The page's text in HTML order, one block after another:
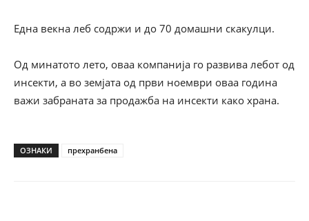
Една векна леб содржи и до 70 домашни скакулци.
Од минатото лето, оваа компанија го развива лебот од
инсекти, а во земјата од први ноември оваа година
важи забраната за продажба на инсекти како храна.
ОЗНАКИ прехранбена